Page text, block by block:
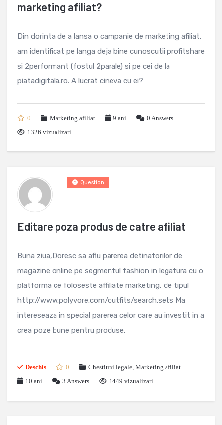
marketing afiliat?
Din dorinta de a lansa o campanie de marketing afiliat,
am identificat pe langa deja bine cunoscutii profitshare
si 2performant (fostul 2parale) si pe cei de la
piatadigitala.ro. A lucrat cineva cu ei?
0 Marketing afiliat 9 ani 0 Answers
1326 vizualizari
Editare poza produs de catre afiliat
Question
Buna ziua,Doresc sa aflu parerea detinatorilor de
magazine online pe segmentul fashion in legatura cu o
platforma ce foloseste affiliate marketing, de tipul
http://www.polyvore.com/outfits/search.sets Ma
intereseaza in special parerea celor care au investit in a
crea poze bune pentru produse.
Deschis 0 Chestiuni legale, Marketing afiliat
10 ani
3 Answers 1449 vizualizari